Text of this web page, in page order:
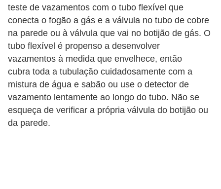
teste de vazamentos com o tubo flexível que
conecta o fogão a gás e a válvula no tubo de cobre
na parede ou à válvula que vai no botijão de gás. O
tubo flexível é propenso a desenvolver
vazamentos à medida que envelhece, então
cubra toda a tubulação cuidadosamente com a
mistura de água e sabão ou use o detector de
vazamento lentamente ao longo do tubo. Não se
esqueça de verificar a própria válvula do botijão ou
da parede.
o
m
í
n
i
o
s